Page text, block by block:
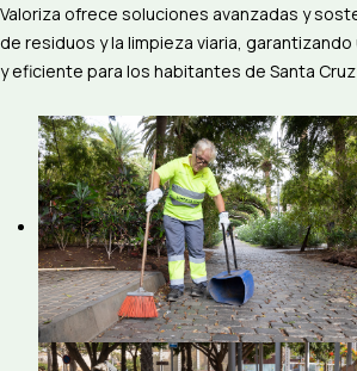
Valoriza ofrece soluciones avanzadas y
de residuos y la limpieza viaria,
y eficiente para los habitantes de Santa